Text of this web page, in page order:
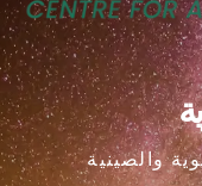
والصينية